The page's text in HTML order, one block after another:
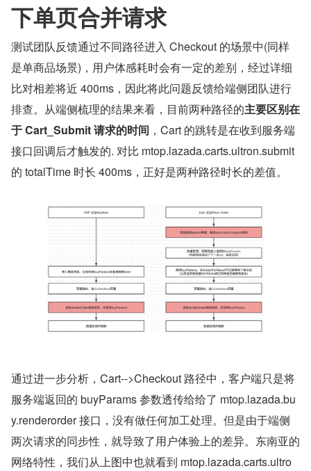
下单页合并请求
测试团队反馈通过不同路径进入 Checkout 的场景中(同样
是单商品场景)，用户体感耗时会有一定的差别，经过详细
比对相差将近 400ms，因此将此问题反馈给端侧团队进行
排查。从端侧梳理的结果来看，目前两种路径的主要区别在
于 Cart_Submit 请求的时间 ，Cart 的跳转是在收到服务端
接口回调后才触发的. 对比 mtop.lazada.carts.ultron.submit
的 totalTime 时长 400ms，正好是两种路径时长的差值。
通过进一步分析，Cart-->Checkout 路径中，客户端只是将
服务端返回的 buyParams 参数透传给给了 mtop.lazada.bu
y.renderorder 接口，没有做任何加工处理。但是由于端侧
两次请求的同步性，就导致了用户体验上的差异。东南亚的
网络特性，我们从上图中也就看到 mtop.lazada.carts.ultro